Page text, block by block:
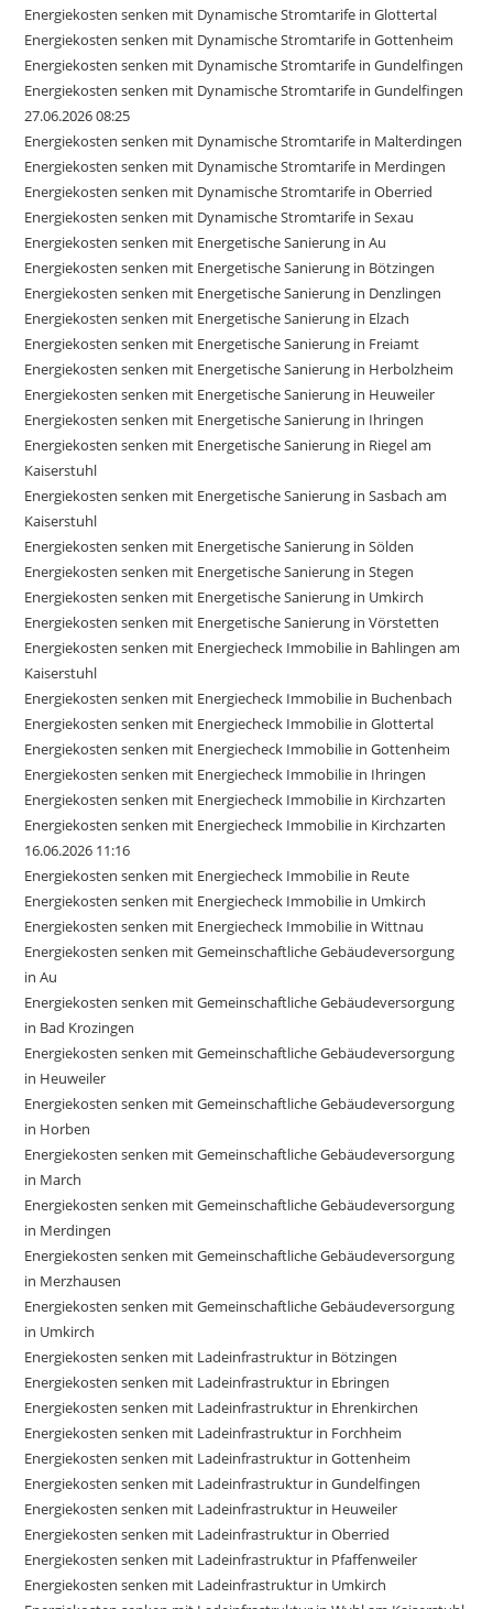
Energiekosten senken mit Dynamische Stromtarife in Glottertal
Energiekosten senken mit Dynamische Stromtarife in Gottenheim
Energiekosten senken mit Dynamische Stromtarife in Gundelfingen
Energiekosten senken mit Dynamische Stromtarife in Gundelfingen
27.06.2026 08:25
Energiekosten senken mit Dynamische Stromtarife in Malterdingen
Energiekosten senken mit Dynamische Stromtarife in Merdingen
Energiekosten senken mit Dynamische Stromtarife in Oberried
Energiekosten senken mit Dynamische Stromtarife in Sexau
Energiekosten senken mit Energetische Sanierung in Au
Energiekosten senken mit Energetische Sanierung in Bötzingen
Energiekosten senken mit Energetische Sanierung in Denzlingen
Energiekosten senken mit Energetische Sanierung in Elzach
Energiekosten senken mit Energetische Sanierung in Freiamt
Energiekosten senken mit Energetische Sanierung in Herbolzheim
Energiekosten senken mit Energetische Sanierung in Heuweiler
Energiekosten senken mit Energetische Sanierung in Ihringen
Energiekosten senken mit Energetische Sanierung in Riegel am
Kaiserstuhl
Energiekosten senken mit Energetische Sanierung in Sasbach am
Kaiserstuhl
Energiekosten senken mit Energetische Sanierung in Sölden
Energiekosten senken mit Energetische Sanierung in Stegen
Energiekosten senken mit Energetische Sanierung in Umkirch
Energiekosten senken mit Energetische Sanierung in Vörstetten
Energiekosten senken mit Energiecheck Immobilie in Bahlingen am
Kaiserstuhl
Energiekosten senken mit Energiecheck Immobilie in Buchenbach
Energiekosten senken mit Energiecheck Immobilie in Glottertal
Energiekosten senken mit Energiecheck Immobilie in Gottenheim
Energiekosten senken mit Energiecheck Immobilie in Ihringen
Energiekosten senken mit Energiecheck Immobilie in Kirchzarten
Energiekosten senken mit Energiecheck Immobilie in Kirchzarten
16.06.2026 11:16
Energiekosten senken mit Energiecheck Immobilie in Reute
Energiekosten senken mit Energiecheck Immobilie in Umkirch
Energiekosten senken mit Energiecheck Immobilie in Wittnau
Energiekosten senken mit Gemeinschaftliche Gebäudeversorgung
in Au
Energiekosten senken mit Gemeinschaftliche Gebäudeversorgung
in Bad Krozingen
Energiekosten senken mit Gemeinschaftliche Gebäudeversorgung
in Heuweiler
Energiekosten senken mit Gemeinschaftliche Gebäudeversorgung
in Horben
Energiekosten senken mit Gemeinschaftliche Gebäudeversorgung
in March
Energiekosten senken mit Gemeinschaftliche Gebäudeversorgung
in Merdingen
Energiekosten senken mit Gemeinschaftliche Gebäudeversorgung
in Merzhausen
Energiekosten senken mit Gemeinschaftliche Gebäudeversorgung
in Umkirch
Energiekosten senken mit Ladeinfrastruktur in Bötzingen
Energiekosten senken mit Ladeinfrastruktur in Ebringen
Energiekosten senken mit Ladeinfrastruktur in Ehrenkirchen
Energiekosten senken mit Ladeinfrastruktur in Forchheim
Energiekosten senken mit Ladeinfrastruktur in Gottenheim
Energiekosten senken mit Ladeinfrastruktur in Gundelfingen
Energiekosten senken mit Ladeinfrastruktur in Heuweiler
Energiekosten senken mit Ladeinfrastruktur in Oberried
Energiekosten senken mit Ladeinfrastruktur in Pfaffenweiler
Energiekosten senken mit Ladeinfrastruktur in Umkirch